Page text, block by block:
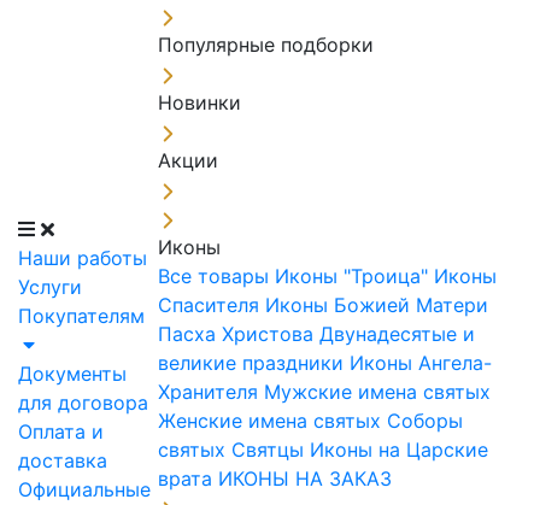
Наши работы
Услуги
Покупателям
Документы
для договора
Оплата и
доставка
Официальные
Популярные подборки
Новинки
Акции
Иконы
Все товары Иконы "Троица" Иконы
Спасителя Иконы Божией Матери
Пасха Христова Двунадесятые и
великие праздники Иконы Ангела-
Хранителя Мужские имена святых
Женские имена святых Соборы
святых Святцы Иконы на Царские
врата ИКОНЫ НА ЗАКАЗ